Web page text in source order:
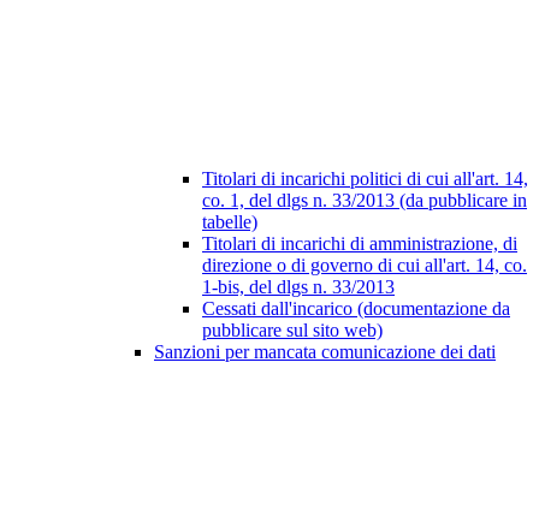
Titolari di incarichi politici di cui all'art. 14,
co. 1, del dlgs n. 33/2013 (da pubblicare in
tabelle)
Titolari di incarichi di amministrazione, di
direzione o di governo di cui all'art. 14, co.
1-bis, del dlgs n. 33/2013
Cessati dall'incarico (documentazione da
pubblicare sul sito web)
Sanzioni per mancata comunicazione dei dati